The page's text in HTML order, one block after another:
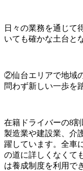
日々の業務を通じて
いても確かな土台と
②仙台エリアで地域
問わず新しい一歩を
在籍ドライバーの8
製造業や建設業、介
躍しています。全車
の道に詳しくなくて
は養成制度を利用で